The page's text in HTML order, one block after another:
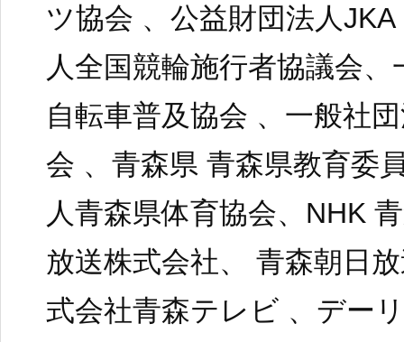
ツ協会 、公益財団法人
人全国競輪施行者協議会
自転車普及協会 、一般社
会 、青森県 青森県教育委
人青森県体育協会、NHK
放送株式会社、 青森朝日
式会社青森テレビ 、デー